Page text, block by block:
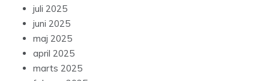
juli 2025
juni 2025
maj 2025
april 2025
marts 2025